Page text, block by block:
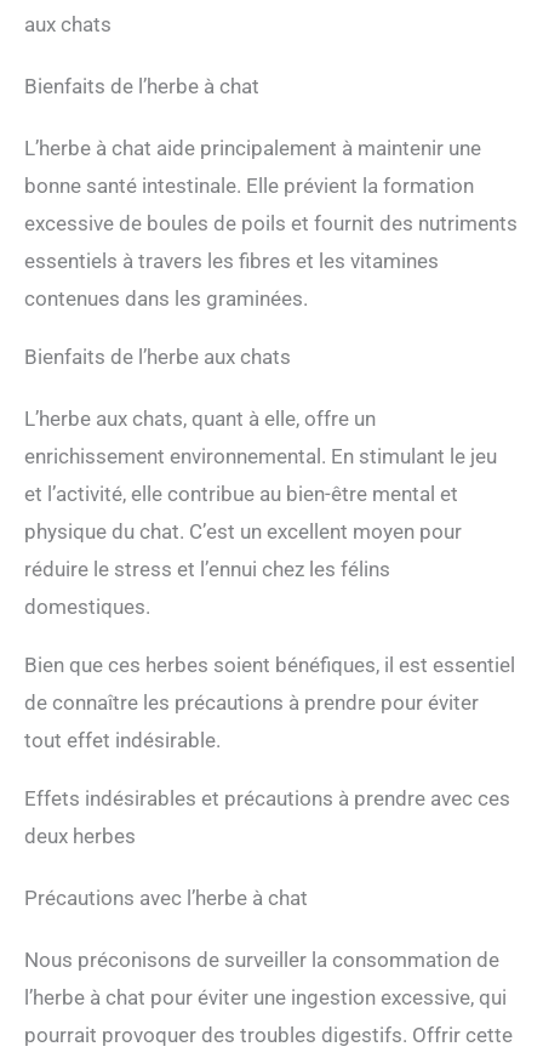
aux chats
Bienfaits de l’herbe à chat
L’herbe à chat aide principalement à maintenir une
bonne santé intestinale. Elle prévient la formation
excessive de boules de poils et fournit des nutriments
essentiels à travers les fibres et les vitamines
contenues dans les graminées.
Bienfaits de l’herbe aux chats
L’herbe aux chats, quant à elle, offre un
enrichissement environnemental. En stimulant le jeu
et l’activité, elle contribue au bien-être mental et
physique du chat. C’est un excellent moyen pour
réduire le stress et l’ennui chez les félins
domestiques.
Bien que ces herbes soient bénéfiques, il est essentiel
de connaître les précautions à prendre pour éviter
tout effet indésirable.
Effets indésirables et précautions à prendre avec ces
deux herbes
Précautions avec l’herbe à chat
Nous préconisons de surveiller la consommation de
l’herbe à chat pour éviter une ingestion excessive, qui
pourrait provoquer des troubles digestifs. Offrir cette